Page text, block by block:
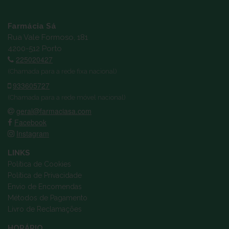
Farmácia Sá
Rua Vale Formoso, 181
4200-512 Porto
225020427
(Chamada para a rede fixa nacional)
933605727
(Chamada para a rede móvel nacional)
geral@farmaciasa.com
Facebook
Instagram
LINKS
Política de Cookies
Política de Privacidade
Envio de Encomendas
Métodos de Pagamento
Livro de Reclamações